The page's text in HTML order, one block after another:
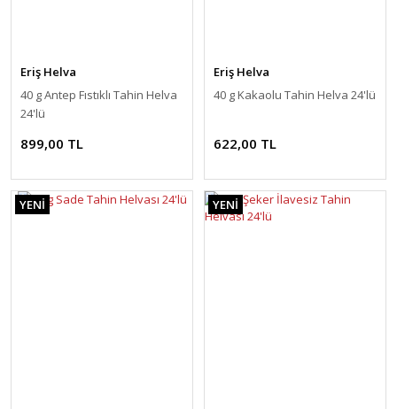
Eriş Helva
40 g Antep Fıstıklı Tahin Helva
24'lü
899,00 TL
Eriş Helva
40 g Kakaolu Tahin Helva 24'lü
622,00 TL
YENİ YENİ